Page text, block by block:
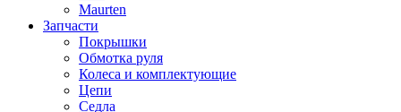
Maurten
Запчасти
Покрышки
Обмотка руля
Колеса и комплектующие
Цепи
Седла